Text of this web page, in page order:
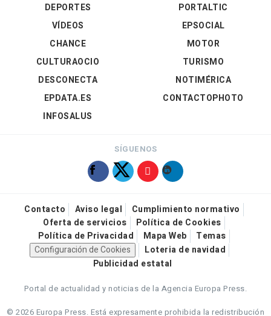
DEPORTES
VÍDEOS
PORTALTIC
EPSOCIAL
CHANCE
CULTURAOCIO
DESCONECTA
EPDATA.ES
INFOSALUS
MOTOR
TURISMO
NOTIMÉRICA
CONTACTOPHOTO
SÍGUENOS
Contacto Aviso legal
Cumplimiento normativo
Oferta de servicios
Política de Cookies
Política de Privacidad
Mapa Web
Temas
Configuración de Cookies
Loteria de navidad
Publicidad estatal
Portal de actualidad y noticias de la Agencia Europa Press.
© 2026 Europa Press. Está expresamente prohibida la redistribución